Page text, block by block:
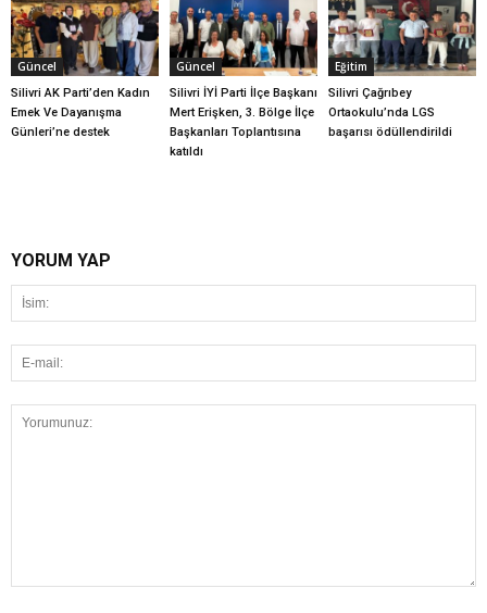
Güncel
Silivri AK Parti’den Kadın
Emek Ve Dayanışma
Günleri’ne destek
Güncel
Silivri İYİ Parti İlçe Başkanı
Mert Erişken, 3. Bölge İlçe
Başkanları Toplantısına
katıldı
Eğitim
Silivri Çağrıbey
Ortaokulu’nda LGS
başarısı ödüllendirildi
YORUM YAP